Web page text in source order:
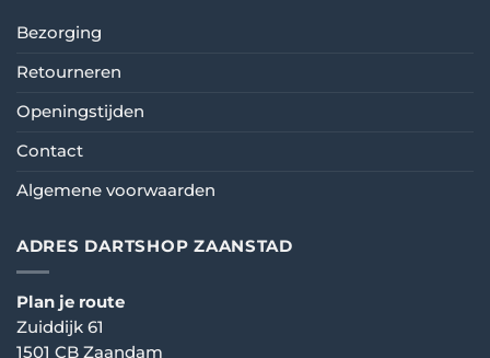
Bezorging
Retourneren
Openingstijden
Contact
Algemene voorwaarden
ADRES DARTSHOP ZAANSTAD
Plan je route
Zuiddijk 61
1501 CB Zaandam